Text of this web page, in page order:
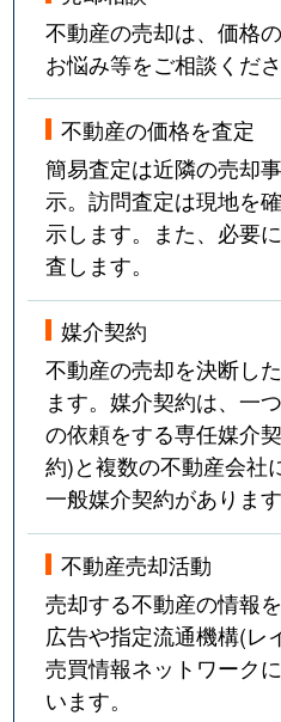
不動産の売却は、価格
お悩み等をご相談くださ
不動産の価格を査定
簡易査定は近隣の売却
示。訪問査定は現地を
示します。また、必要
査します。
媒介契約
不動産の売却を決断し
ます。媒介契約は、一
の依頼をする専任媒介
約)と複数の不動産会社
一般媒介契約があります
不動産売却活動
売却する不動産の情報
広告や指定流通機構(レ
売買情報ネットワーク
います。